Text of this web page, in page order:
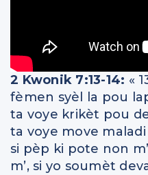
2 Kwonik 7:13-14: «
fèmen syèl la pou
ta voye krikèt pou
ta voye move maladi
si pèp ki pote non
m’, si yo soumèt